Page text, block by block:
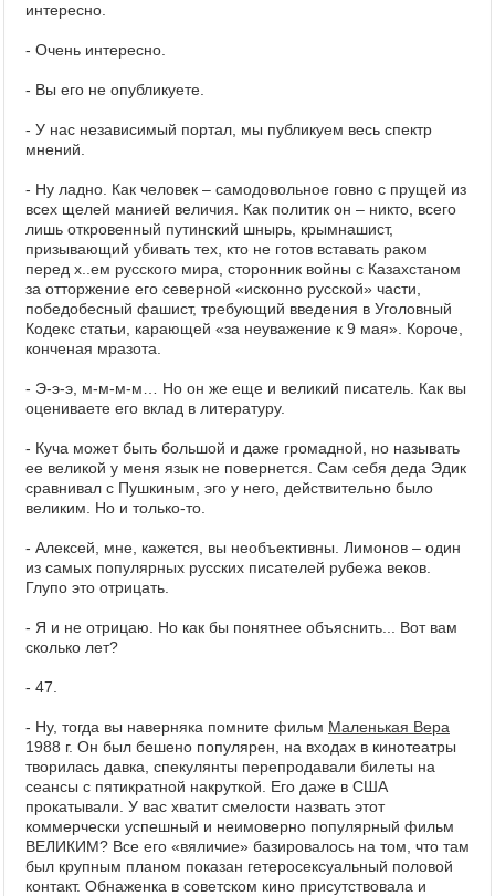
интересно.
- Очень интересно.
- Вы его не опубликуете.
- У нас независимый портал, мы публикуем весь спектр
мнений.
- Ну ладно. Как человек – самодовольное говно с прущей из
всех щелей манией величия. Как политик он – никто, всего
лишь откровенный путинский шнырь, крымнашист,
призывающий убивать тех, кто не готов вставать раком
перед х..ем русского мира, сторонник войны с Казахстаном
за отторжение его северной «исконно русской» части,
победобесный фашист, требующий введения в Уголовный
Кодекс статьи, карающей «за неуважение к 9 мая». Короче,
конченая мразота.
- Э-э-э, м-м-м-м… Но он же еще и великий писатель. Как вы
оцениваете его вклад в литературу.
- Куча может быть большой и даже громадной, но называть
ее великой у меня язык не повернется. Сам себя деда Эдик
сравнивал с Пушкиным, эго у него, действительно было
великим. Но и только-то.
- Алексей, мне, кажется, вы необъективны. Лимонов – один
из самых популярных русских писателей рубежа веков.
Глупо это отрицать.
- Я и не отрицаю. Но как бы понятнее объяснить... Вот вам
сколько лет?
- 47.
- Ну, тогда вы наверняка помните фильм Маленькая Вера
1988 г. Он был бешено популярен, на входах в кинотеатры
творилась давка, спекулянты перепродавали билеты на
сеансы с пятикратной накруткой. Его даже в США
прокатывали. У вас хватит смелости назвать этот
коммерчески успешный и неимоверно популярный фильм
ВЕЛИКИМ? Все его «вяличие» базировалось на том, что там
был крупным планом показан гетеросексуальный половой
контакт. Обнаженка в советском кино присутствовала и